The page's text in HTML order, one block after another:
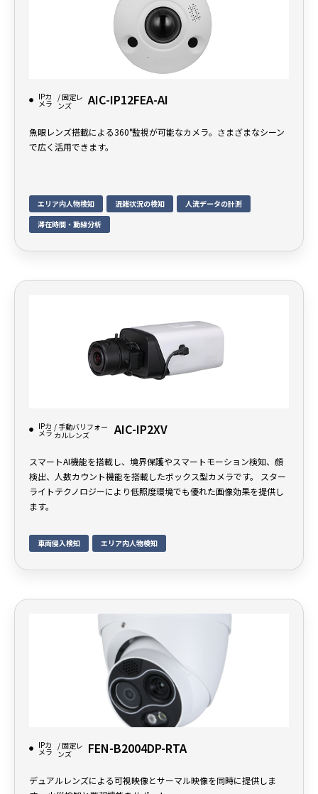
IPカ
メラ
/ 固定レ
ンズ
AIC-IP12FEA-AI
魚眼レンズ搭載による360°監視が可能なカメラ。さまざまなシーン
で広く活用できます。
エリア内人物検知 混雑状況の検知
人流データの計測
滞在時間・動線分析
IPカ
メラ
/ 手動バリフォー
カルレンズ
AIC-IP2XV
スマートAI機能を搭載し、境界保護やスマートモーション検知、顔
検出、人数カウント機能を搭載したボックス型カメラです。 スター
ライトテクノロジーにより低照度環境でも優れた画像効果を提供し
ます。
車両侵入検知 エリア内人物検知
IPカ
メラ
/ 固定レ
ンズ
FEN-B2004DP-RTA
デュアルレンズによる可視映像とサーマル映像を同時に提供しま